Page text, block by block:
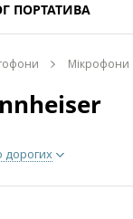
ПОРТАТИВА
Мікрофони
дорогих